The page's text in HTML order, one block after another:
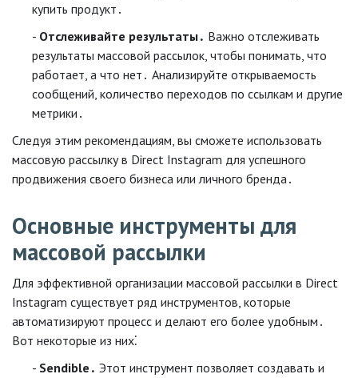
купить продукт․
Отслеживайте результаты․ Важно отслеживать
результаты массовой рассылок, чтобы понимать, что
работает, а что нет․ Анализируйте открываемость
сообщений, количество переходов по ссылкам и другие
метрики․
Следуя этим рекомендациям, вы сможете использовать
массовую рассылку в Direct Instagram для успешного
продвижения своего бизнеса или личного бренда․
Основные инструменты для
массовой рассылки
Для эффективной организации массовой рассылки в Direct
Instagram существует ряд инструментов, которые
автоматизируют процесс и делают его более удобным․
Вот некоторые из них⁚
Sendible․ Этот инструмент позволяет создавать и